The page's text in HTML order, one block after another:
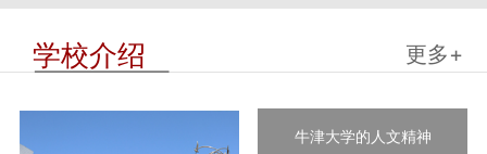
学校介绍 更多+
牛津大学的人文精神